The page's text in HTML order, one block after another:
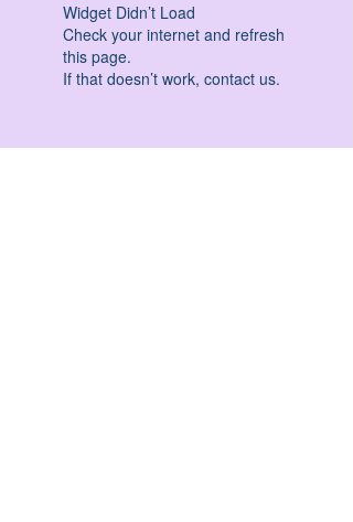
Widget Didn’t Load
Check your internet and refresh
this page.
If that doesn’t work, contact us.